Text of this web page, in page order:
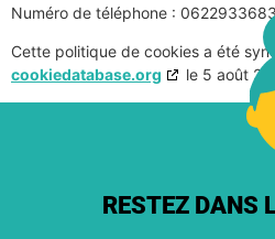
Numéro de téléphone :
Cette politique de cookies a été
cookiedatabase.org
le 5 août
RESTEZ DANS